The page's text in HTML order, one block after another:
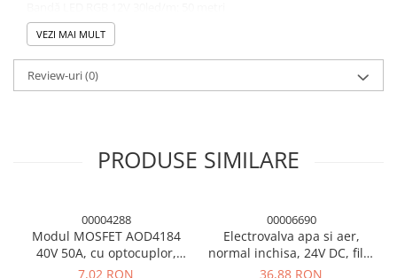
Bandă LED RGB 12V 60led/m: 25 metri
Dimensiune: 110 * 90 * 25mm
Telecomanda:
- distanta maxima: 30m
- temperatura de operare: -20 / +55 grade Celsius
VEZI MAI MULT
Review-uri(0)
PRODUSE SIMILARE
00004288
Modul MOSFET AOD4184
40V 50A, cu optocuplor,
control PWM 3V/5V
7,02 RON
00006690
Electrovalva apa si aer,
normal inchisa, 24V DC, filet
G1/2 DN15, plastic
36,88 RON